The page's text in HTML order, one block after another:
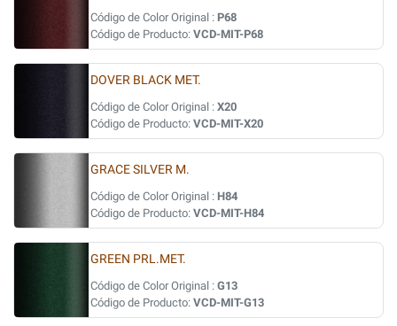
Código de Color Original : P68
Código de Producto: VCD-MIT-P68
DOVER BLACK MET.
Código de Color Original : X20
Código de Producto: VCD-MIT-X20
GRACE SILVER M.
Código de Color Original : H84
Código de Producto: VCD-MIT-H84
GREEN PRL.MET.
Código de Color Original : G13
Código de Producto: VCD-MIT-G13